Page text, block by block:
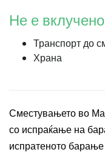
Не е
Транспорт до
Храна
Сместувањето во
со испраќање на
испратеното